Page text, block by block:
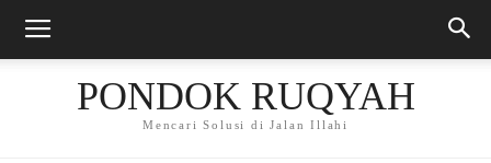
PONDOK RUQYAH
Mencari Solusi di Jalan Illahi